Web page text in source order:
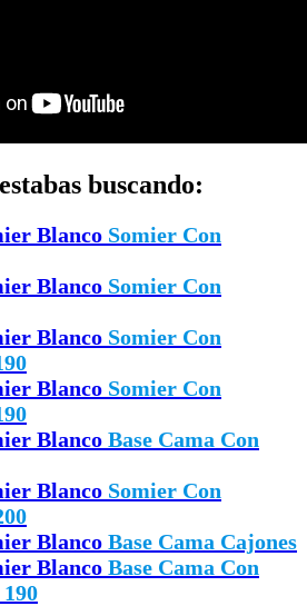
buscando:
Somier Con
Somier Con
Somier Con
Somier Con
Base Cama Con
Somier Con
Base Cama Cajones
Base Cama Con